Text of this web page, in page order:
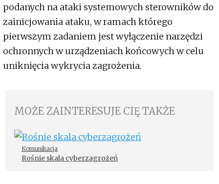
podanych na ataki systemowych sterowników do
zainicjowania ataku, w ramach którego
pierwszym zadaniem jest wyłączenie narzędzi
ochronnych w urządzeniach końcowych w celu
uniknięcia wykrycia zagrożenia.
MOŻE ZAINTERESUJE CIĘ TAKŻE
Komunikacja
Rośnie skala cyberzagrożeń